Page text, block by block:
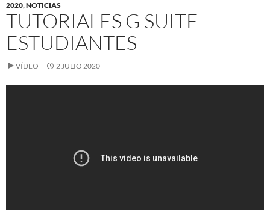
2020,NOTICIAS
TUTORIALES G SUITE
ESTUDIANTES
VÍDEO 2 JULIO 2020